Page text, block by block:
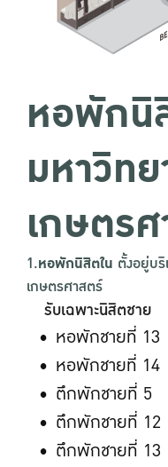
หอพักนิ
มหาวิท
เกษตร
1.หอพักนิสิตใน ตั้งอยู่บ
เกษตรศาสตร์
รับเฉพาะนิสิตชาย
หอพักชายที่ 13
หอพักชายที่ 14
ตึกพักชายที่ 5
ตึกพักชายที่ 12
ตึกพักชายที่ 13